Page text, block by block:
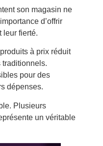
son magasin ne
d’offrir
leur fierté.
à prix réduit
traditionnels.
pour des
dépenses.
Plusieurs
un véritable